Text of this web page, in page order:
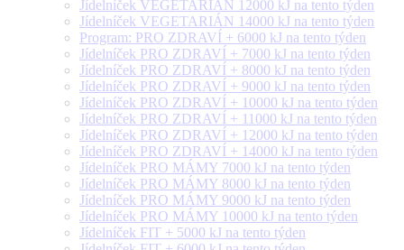
Jídelníček VEGETARIÁN 12000 kJ na tento týden
Jídelníček VEGETARIÁN 14000 kJ na tento týden
Program: PRO ZDRAVÍ + 6000 kJ na tento týden
Jídelníček PRO ZDRAVÍ + 7000 kJ na tento týden
Jídelníček PRO ZDRAVÍ + 8000 kJ na tento týden
Jídelníček PRO ZDRAVÍ + 9000 kJ na tento týden
Jídelníček PRO ZDRAVÍ + 10000 kJ na tento týden
Jídelníček PRO ZDRAVÍ + 11000 kJ na tento týden
Jídelníček PRO ZDRAVÍ + 12000 kJ na tento týden
Jídelníček PRO ZDRAVÍ + 14000 kJ na tento týden
Jídelníček PRO MÁMY 7000 kJ na tento týden
Jídelníček PRO MÁMY 8000 kJ na tento týden
Jídelníček PRO MÁMY 9000 kJ na tento týden
Jídelníček PRO MÁMY 10000 kJ na tento týden
Jídelníček FIT + 5000 kJ na tento týden